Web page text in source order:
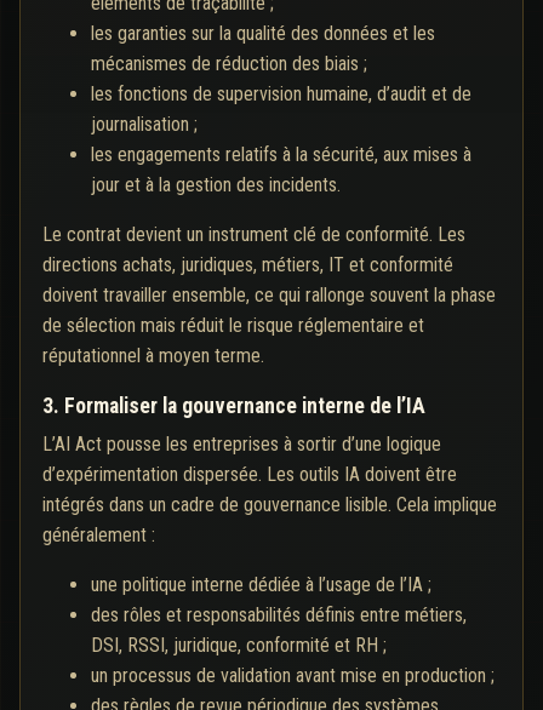
les garanties sur la qualité des données et les
mécanismes de réduction des biais ;
les fonctions de supervision humaine, d’audit et de
journalisation ;
les engagements relatifs à la sécurité, aux mises à
jour et à la gestion des incidents.
Le contrat devient un instrument clé de conformité. Les
directions achats, juridiques, métiers, IT et conformité
doivent travailler ensemble, ce qui rallonge souvent la phase
de sélection mais réduit le risque réglementaire et
réputationnel à moyen terme.
3. Formaliser la gouvernance interne de l’IA
L’AI Act pousse les entreprises à sortir d’une logique
d’expérimentation dispersée. Les outils IA doivent être
intégrés dans un cadre de gouvernance lisible. Cela implique
généralement :
une politique interne dédiée à l’usage de l’IA ;
des rôles et responsabilités définis entre métiers,
DSI, RSSI, juridique, conformité et RH ;
un processus de validation avant mise en production ;